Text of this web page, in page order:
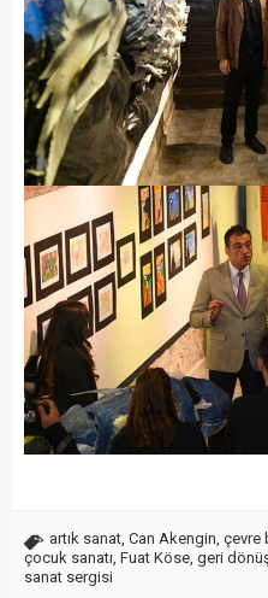
artık sanat Can Akengin çevre
çocuk sanatı Fuat Köse geri
sanat sergisi